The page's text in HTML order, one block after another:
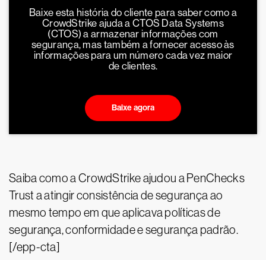
Baixe esta história do cliente para saber como a
CrowdStrike ajuda a CTOS Data Systems
(CTOS) a armazenar informações com
segurança, mas também a fornecer acesso às
informações para um número cada vez maior
de clientes.
Baixe agora
Saiba como a CrowdStrike ajudou a PenChecks
Trust a atingir consistência de segurança ao
mesmo tempo em que aplicava políticas de
segurança, conformidade e segurança padrão.
[/epp-cta]